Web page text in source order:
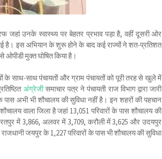
उनके स्वास्थ्य पर बेहतर प्रभाव पड़ा है, वहीं दूसरी ओर
है। इस अभियान के शुरू होने के बाद कई राज्यों ने शत-प्रतिशत
ओपीडी मुक्त घोषित किया है।
के साथ-साथ पंचायतों और ग्राम पंचायतों को पूरी तरह से खुले में
अंग्रेजीसमाचार पत्र ने पंचायती राज विभाग द्वारा जारी
अभी भी शौचालय की सुविधा नहीं है। इन शहरों की पहचान
वाला जिला है जहां 13,051 परिवारों के पास शौचालय की
में 3,866, अलवर में 3,709, करौली में 3,625 और उदयपुर
जयपुर के 1,227 परिवारों के पास भी शौचालय की सुविधा